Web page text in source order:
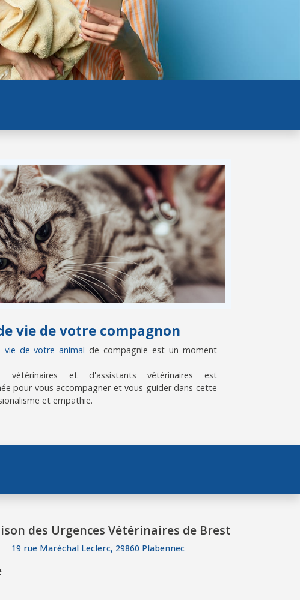
vie de votre compagnon
vie de votre animal de compagnie est un moment
et d'assistants vétérinaires est
pour vous accompagner et vous guider dans cette
et empathie.
des Urgences Vétérinaires de Brest
19 rue Maréchal Leclerc, 29860 Plabennec